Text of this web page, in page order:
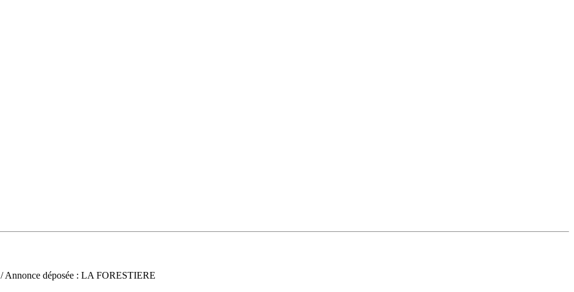
/ Annonce déposée : LA FORESTIERE